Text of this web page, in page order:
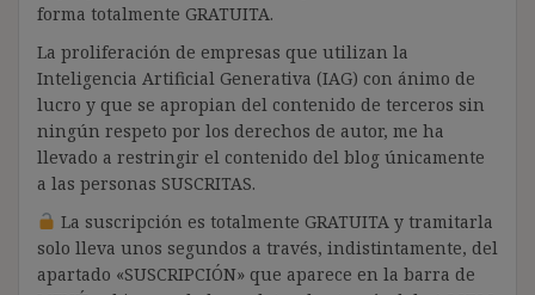
forma totalmente GRATUITA.
La proliferación de empresas que utilizan la
Inteligencia Artificial Generativa (IAG) con ánimo de
lucro y que se apropian del contenido de terceros sin
ningún respeto por los derechos de autor, me ha
llevado a restringir el contenido del blog únicamente
a las personas SUSCRITAS.
La suscripción es totalmente GRATUITA y tramitarla
solo lleva unos segundos a través, indistintamente, del
apartado «SUSCRIPCIÓN» que aparece en la barra de